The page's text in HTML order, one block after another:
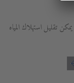
تقليل استهلاك المياه